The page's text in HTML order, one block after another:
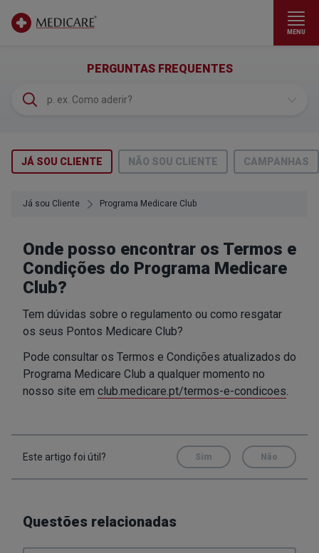
MENU
PERGUNTAS FREQUENTES(FAQS)
JÁ SOU CLIENTE NÃO SOU CLIENTE CAMPANHAS
Já sou Cliente Programa Medicare Club
Onde posso encontrar os Termos e
Condições do Programa Medicare
Club?
Tem dúvidas sobre o regulamento ou como resgatar
os seus Pontos Medicare Club?
Pode consultar os Termos e Condições atualizados do
Programa Medicare Club a qualquer momento no
nosso site em club.medicare.pt/termos-e-condicoes.
Este artigo foi útil? Sim Não
Questões relacionadas